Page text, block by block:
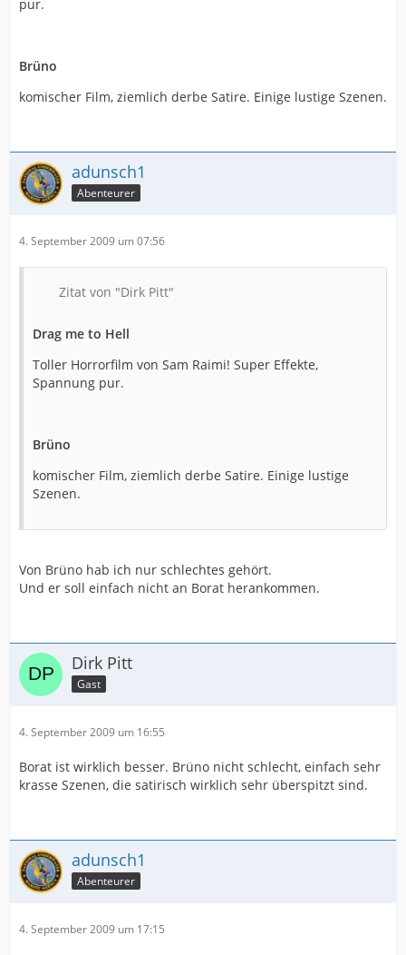
pur.
Brüno
komischer Film, ziemlich derbe Satire. Einige lustige Szenen.
adunsch1
Abenteurer
4. September 2009 um 07:56
Zitat von "Dirk Pitt"
Drag me to Hell
Toller Horrorfilm von Sam Raimi! Super Effekte,
Spannung pur.
Brüno
komischer Film, ziemlich derbe Satire. Einige lustige
Szenen.
Von Brüno hab ich nur schlechtes gehört.
Und er soll einfach nicht an Borat herankommen.
Dirk Pitt
Gast
4. September 2009 um 16:55
Borat ist wirklich besser. Brüno nicht schlecht, einfach sehr
krasse Szenen, die satirisch wirklich sehr überspitzt sind.
adunsch1
Abenteurer
4. September 2009 um 17:15